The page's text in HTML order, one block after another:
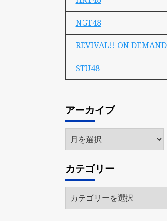
NGT48
REVIVAL!! ON DEMAND
STU48
アーカイブ
ア
ー
イ
ブ
カテゴリー
テ